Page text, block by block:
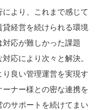
より、これまで感じて
経営を続けられる環境
応が難しかった課題
応により次々と解決。
良い管理運営を実現す
ナー様との密な連携を
サポートを続けてまい